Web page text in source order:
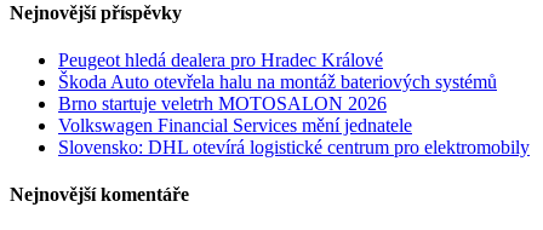
Nejnovější příspěvky
Peugeot hledá dealera pro Hradec Králové
Škoda Auto otevřela halu na montáž bateriových systémů
Brno startuje veletrh MOTOSALON 2026
Volkswagen Financial Services mění jednatele
Slovensko: DHL otevírá logistické centrum pro elektromobily
Nejnovější komentáře